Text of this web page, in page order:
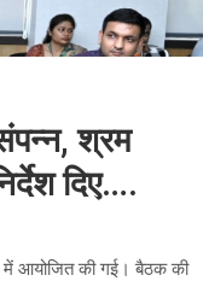
श्रम
दिए….
में आयोजित की गई। बैठक की